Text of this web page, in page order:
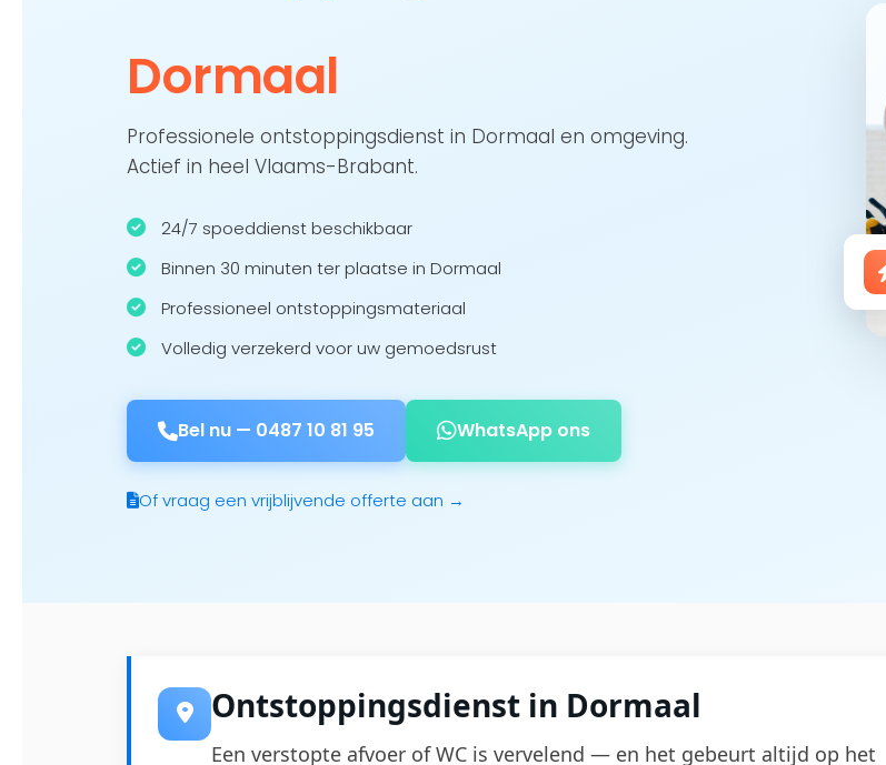
Dormaal
Professionele ontstoppingsdienst in Dormaal en omgeving.
Actief in heel Vlaams-Brabant.
24/7 spoeddienst beschikbaar
Binnen 30 minuten ter plaatse in Dormaal
Professioneel ontstoppingsmateriaal
Volledig verzekerd voor uw gemoedsrust
Bel nu — 0487 10 81 95 WhatsApp ons
Of vraag een vrijblijvende offerte aan →
Ontstoppingsdienst in Dormaal
Een verstopte afvoer of WC is vervelend — en het gebeurt altijd op het